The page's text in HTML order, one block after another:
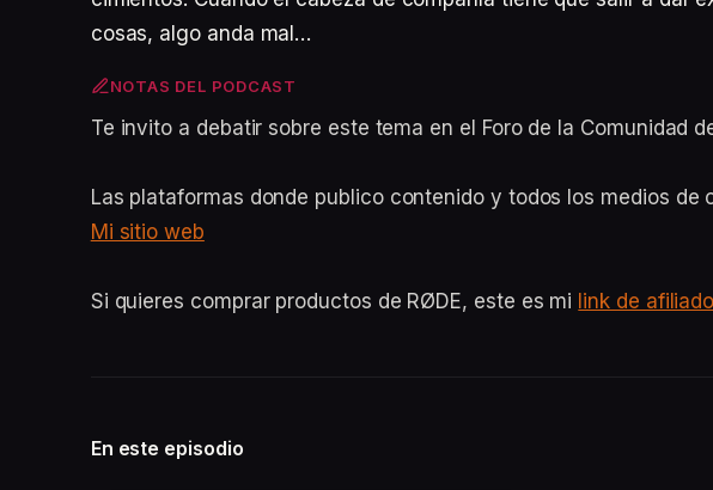
cosas, algo anda mal…
NOTAS DEL PODCAST
Te invito a debatir sobre este tema en el Foro de la Comunidad
Las plataformas donde publico contenido y todos los medios de
Mi sitio web
Si quieres comprar productos de RØDE, este es mi link de
En este episodio